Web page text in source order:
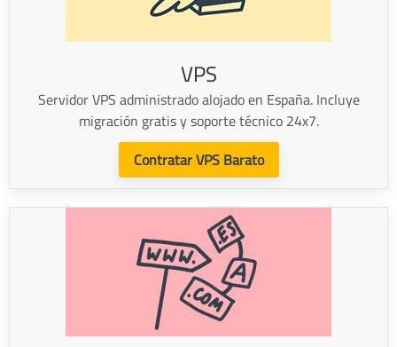
VPS
Servidor VPS administrado alojado en España. Incluye
migración gratis y soporte técnico 24x7.
Contratar VPS Barato